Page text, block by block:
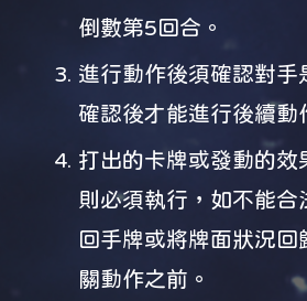
倒數第5回合。
進行動作後須確認對手
確認後才能進行後續動
打出的卡牌或發動的效
則必須執行，如不能合
回手牌或將牌面狀況回
關動作之前。